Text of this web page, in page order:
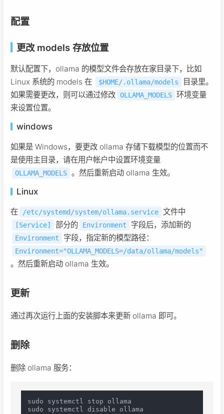
配置
更改 models 存放位置
默认配置下，ollama 的模型文件会存放在家目录下，比如
Linux 系统的 models 在
$HOME/.ollama/models
目录里。
如果需要更改，则可以通过修改 OLLAMA_MODELS 环境变量
来设置位置。
windows
如果是 Windows，要更改 ollama 存储下载模型的位置而不
是使用主目录，请在用户帐户中设置环境变量
OLLAMA_MODELS 。然后重新启动 ollama 生效。
Linux
在 /etc/systemd/system/ollama.service 文件中
[Service] 部分的 Environment 字段后，添加新的
Environment 字段，指定新的模型路径：
Environment="OLLAMA_MODELS=/data/ollama/models"
。然后重新启动 ollama 生效。
更新
通过再次运行上面的安装脚本来更新 ollama 即可。
删除
删除 ollama 服务：
sudo systemctl stop ollama
sudo systemctl disable ollama